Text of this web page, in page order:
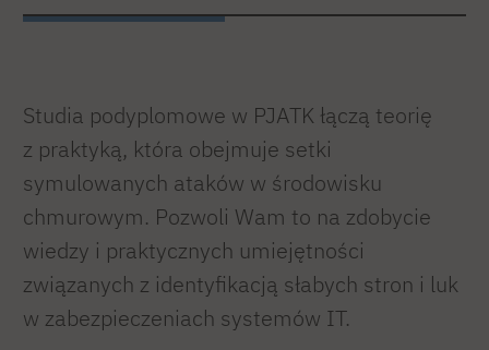
Studia podyplomowe w PJATK łączą teorię
z praktyką, która obejmuje setki
symulowanych ataków w środowisku
chmurowym. Pozwoli Wam to na zdobycie
wiedzy i praktycznych umiejętności
związanych z identyfikacją słabych stron i luk
w zabezpieczeniach systemów IT.